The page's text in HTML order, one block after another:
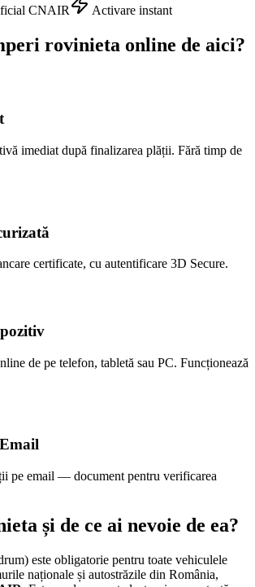
CNAIR Activare instant
rovinieta online de aici?
imediat după finalizarea plății. Fără timp de
certificate, cu autentificare 3D Secure.
de pe telefon, tabletă sau PC. Funcționează
pe email — document pentru verificarea
și de ce ai nevoie de ea?
este obligatorie pentru toate vehiculele
naționale și autostrăzile din România,